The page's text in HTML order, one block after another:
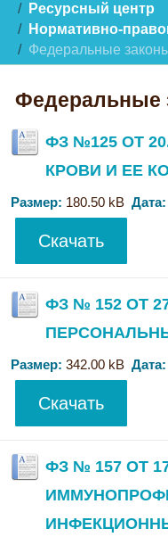
Ресурсный центр
Нормативно-
Федеральные
Федеральные
ФЗ №125 ОТ
КРОВИ И ЕЕ
Размер: 180.50 kB Дата:
Скачать
ФЗ № 152 ОТ
Размер: 342.00 kB Дата:
Скачать
ФЗ № 157 ОТ